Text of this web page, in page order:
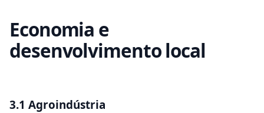
Economia e
desenvolvimento local
3.1 Agroindústria